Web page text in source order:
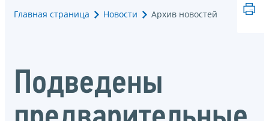
Главная страница Новости Архив новостей
Подведены